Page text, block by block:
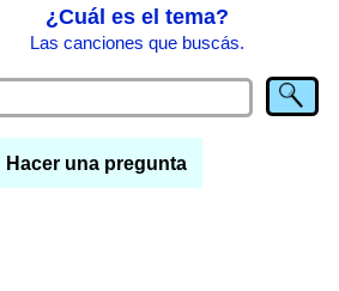
¿Cuál es el tema?
Las canciones que buscás.
Hacer una pregunta